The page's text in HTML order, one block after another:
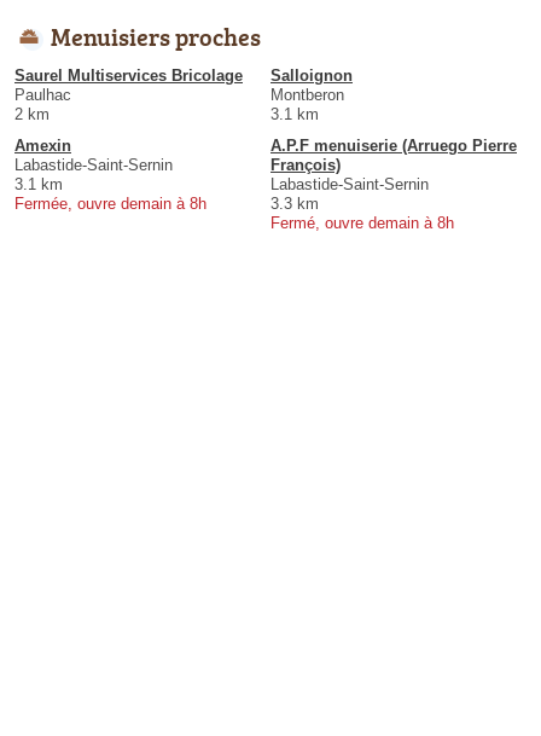
Menuisiers proches
Saurel Multiservices Bricolage
Paulhac
2 km
Salloignon
Montberon
3.1 km
Amexin
Labastide-Saint-Sernin
3.1 km
Fermée, ouvre demain à 8h
A.P.F menuiserie (Arruego Pierre
François)
Labastide-Saint-Sernin
3.3 km
Fermé, ouvre demain à 8h